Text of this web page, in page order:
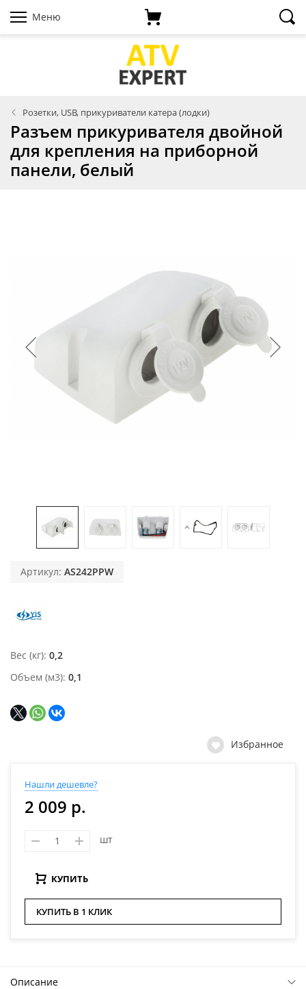
Меню
Розетки, USB, прикуриватели катера (лодки)
Разъем прикуривателя двойной
для крепления на приборной
панели, белый
Артикул: AS242PPW
Вес (кг) 0,2
Объем (м3) 0,1
Избранное
Нашли дешевле?
2 009 р.
шт
КУПИТЬ
КУПИТЬ В 1 КЛИК
Описание